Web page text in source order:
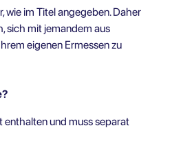
wie im Titel angegeben. Daher
sich mit jemandem aus
eigenen Ermessen zu
und muss separat